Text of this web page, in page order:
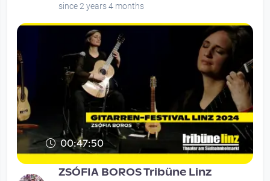
since 2 years 4 months
00:47:50
ZSÓFIA BOROS Tribüne Linz